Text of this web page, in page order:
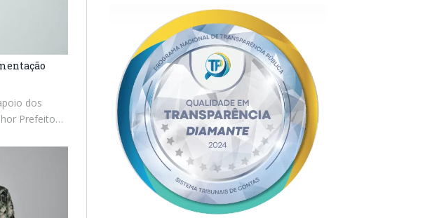
dos
Prefeito…